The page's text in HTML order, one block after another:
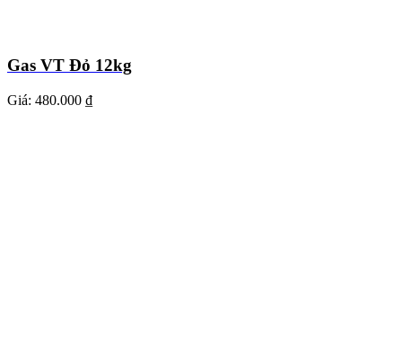
Gas VT Đỏ 12kg
Giá: 480.000 ₫